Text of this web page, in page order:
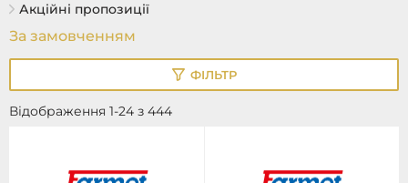
Акційні пропозиції
Відображення 1-24 з 444
ФІЛЬТР